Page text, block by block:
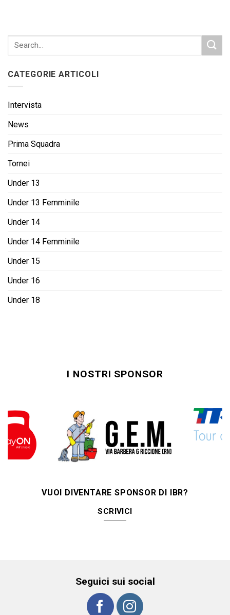
CATEGORIE ARTICOLI
Intervista
News
Prima Squadra
Tornei
Under 13
Under 13 Femminile
Under 14
Under 14 Femminile
Under 15
Under 16
Under 18
I NOSTRI SPONSOR
VUOI DIVENTARE SPONSOR DI IBR?
SCRIVICI
Seguici sui social